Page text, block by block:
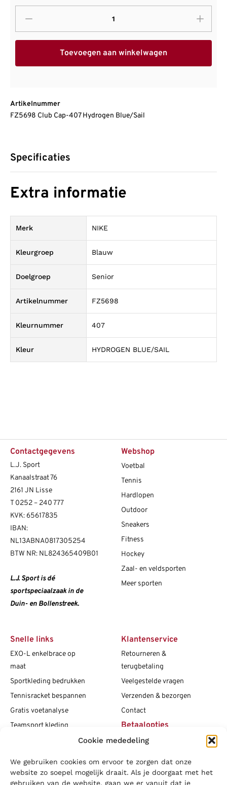
Cookie mededeling
We gebruiken cookies om ervoor te zorgen dat onze
website zo soepel mogelijk draait. Als je doorgaat met het
gebruiken van de website, gaan we er vanuit dat je
Toevoegen aan winkelwagen
Artikelnummer
FZ5698 Club Cap-407 Hydrogen Blue/Sail
Specificaties
Extra informatie
Merk NIKE
Kleurgroep Blauw
Doelgroep Senior
Artikelnummer FZ5698
Kleurnummer 407
Kleur HYDROGEN BLUE/SAIL
Contactgegevens
L.J. Sport
Kanaalstraat 76
2161 JN Lisse
T 0252 – 240 777
KVK: 65617835
IBAN:
NL13ABNA0817305254
BTW NR: NL824365409B01
L.J. Sport is dé
sportspeciaalzaak in de
Duin- en Bollenstreek.
Webshop
Voetbal
Tennis
Hardlopen
Outdoor
Sneakers
Fitness
Hockey
Zaal- en veldsporten
Meer sporten
Snelle links
EXO-L enkelbrace op
maat
Sportkleding bedrukken
Tennisracket bespannen
Gratis voetanalyse
Teamsport kleding
Vacatures
Klantenservice
Retourneren &
terugbetaling
Veelgestelde vragen
Verzenden & bezorgen
Contact
Betaalopties
Social media